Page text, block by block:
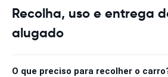
Recolha, uso e entrega
alugado
O que preciso para recolher o